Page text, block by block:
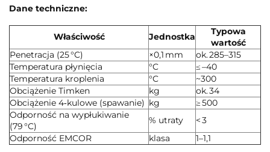
Dane techniczne:
Właściwość Jednostka
Typowa
wartość
Penetracja (25 °C)
×0,1 mm
ok. 285–315
Temperatura płynięcia
°C
≤ –40
Temperatura kroplenia
°C
~300
Obciążenie Timken
kg
ok. 34
Obciążenie 4‑kulowe (spawanie) kg
≥ 500
Odporność na wypłukiwanie
(79 °C)
% utraty
< 3
Odporność EMCOR
klasa
1–1,1